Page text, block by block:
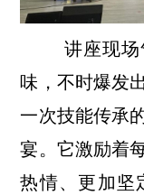
讲座现场气
味，不时爆发
一次技能传承
宴。它激励着
热情、更加坚